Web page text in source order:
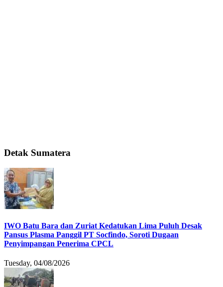
Detak Sumatera
IWO Batu Bara dan Zuriat Kedatukan Lima Puluh Desak
Pansus Plasma Panggil PT Socfindo, Soroti Dugaan
Penyimpangan Penerima CPCL
Tuesday, 04/08/2026